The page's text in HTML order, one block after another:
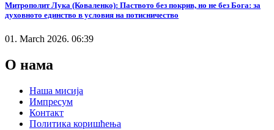
Митрополит Лука (Коваленко): Паството без покрив, но не без Бога: за
духовното единство в условия на потисничество
01. March 2026. 06:39
О нама
Наша мисија
Импресум
Контакт
Политика коришћења